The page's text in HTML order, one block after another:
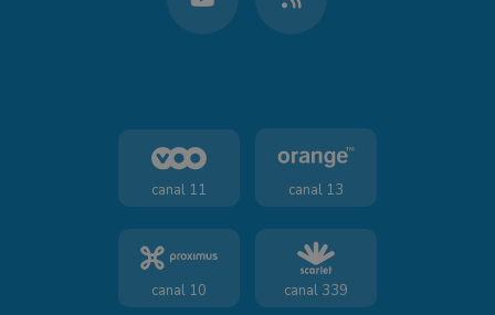
canal 11 canal 13
canal 10 canal 339